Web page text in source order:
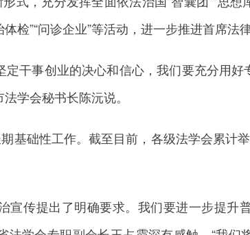
检”“问诊企业”等活动，进一步推进首席法
干事创业的决心和信心，我们要充分用好
学会秘书长陈沅说。
础性工作。截至目前，各级法学会累计举
传提出了明确要求。我们要进一步提升